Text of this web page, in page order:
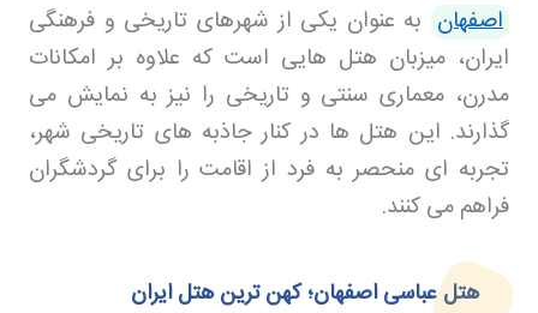
اصفهان به عنوان یکی از شهرهای تاریخی و فرهنگی
ایران، میزبان هتل هایی است که علاوه بر امکانات
مدرن، معماری سنتی و تاریخی را نیز به نمایش می
گذارند. این هتل ها در کنار جاذبه های تاریخی شهر،
تجربه ای منحصر به فرد از اقامت را برای گردشگران
فراهم می کنند.
هتل عباسی اصفهان؛ کهن‌ ترین هتل ایران